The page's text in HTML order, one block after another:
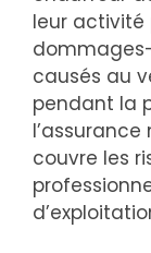
leur activité
causés au
pendant la
couvre les